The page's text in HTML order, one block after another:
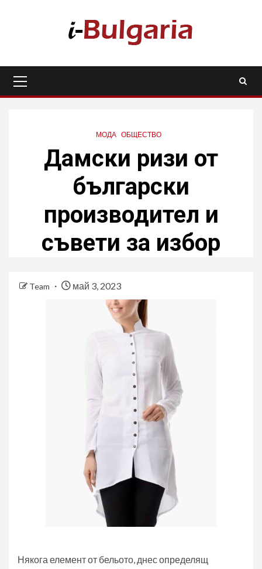
Menu
МОДА ОБЩЕСТВО
Дамски ризи от
български
производител и
съвети за избор
Team май 3, 2023
Някога елемент от бельото, днес определящ